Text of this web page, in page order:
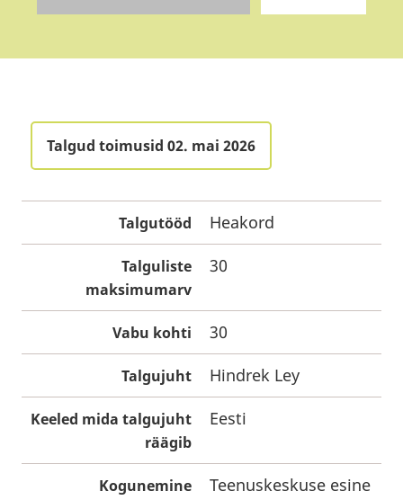
Talgud toimusid 02. mai 2026
Talgutööd Heakord
Talguliste
maksimumarv
30
Vabu kohti 30
Talgujuht Hindrek Ley
Keeled mida talgujuht
räägib
Eesti
Kogunemine
Teenuskeskuse esine